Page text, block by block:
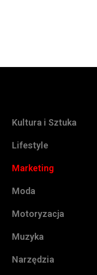
Kultura i Sztuka
Lifestyle
Marketing
Moda
Motoryzacja
Muzyka
Narzędzia